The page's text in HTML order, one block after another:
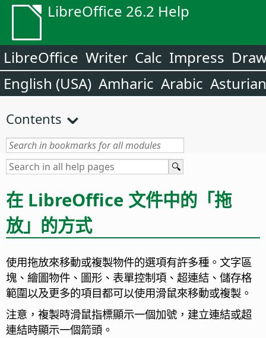
LibreOffice 26.2 Help
LibreOffice Writer Calc Impress
English (USA) Amharic Arabic Asturian
Contents
在 LibreOffice 文件中的「拖
放」的方式
使用拖放來移動或複製物件的選項有許多種。文字區
塊、繪圖物件、圖形、表單控制項、超連結、儲存格
範圍以及更多的項目都可以使用滑鼠來移動或複製。
注意，複製時滑鼠指標顯示一個加號，建立連結或超
連結時顯示一個箭頭。